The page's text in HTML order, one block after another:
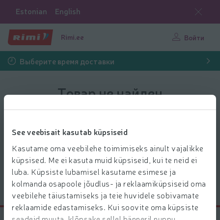
See veebisait kasutab küpsiseid
Kasutame oma veebilehe toimimiseks ainult vajalikke
küpsised. Me ei kasuta muid küpsiseid, kui te neid ei
luba. Küpsiste lubamisel kasutame esimese ja
kolmanda osapoole jõudlus- ja reklaamiküpsiseid oma
veebilehe täiustamiseks ja teie huvidele sobivamate
reklaamide edastamiseks. Kui soovite oma küpsiste
Estonian English
Rimi.ee Войти
Выберите время доставки
Товар не найден
К сожалению нам не удалось найти
продукт. Удостоверьтесь, что название
указано правильно
Вернуться в магазин